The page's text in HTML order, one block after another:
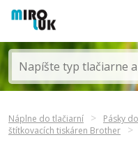
Náplne do tlačiarní Pásky
štítkovacích tiskáren Brother